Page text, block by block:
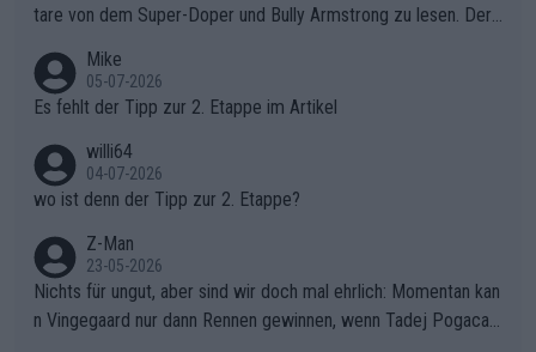
tare von dem Super-Doper und Bully Armstrong zu lesen. Der
r die gehört nicht in dieses Medium!
Mike
05-07-2026
Es fehlt der Tipp zur 2. Etappe im Artikel
willi64
04-07-2026
wo ist denn der Tipp zur 2. Etappe?
Z-Man
23-05-2026
Nichts für ungut, aber sind wir doch mal ehrlich: Momentan kan
n Vingegaard nur dann Rennen gewinnen, wenn Tadej Pogacar